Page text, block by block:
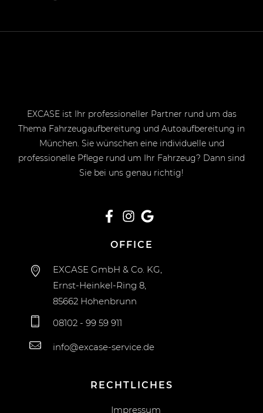
EXCASE ist Ihr professioneller Partner rund um das
Thema Fahrzeugaufbereitung und Autoaufbereitung in
München. Sie wünschen eine individuelle und
professionelle Pflege rund um Ihr Fahrzeug? Dann sind
Sie bei uns genau richtig!
OFFICE
EXCASE GmbH & Co. KG,
Ernst-Heinkel-Ring 8,
85662 Hohenbrunn
08102 - 99 59 911
info@excase-service.de
RECHTLICHES
Impressum